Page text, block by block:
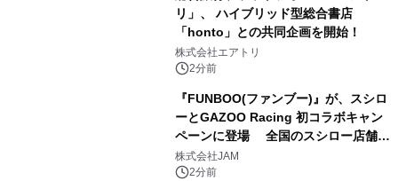
リ」、 ハイブリッド型総合書店
「honto」との共同企画を開始！
株式会社エアトリ
2分前
『FUNBOO(ファンブー)』が、スシロ
ーとGAZOO Racing 初コラボキャン
ペーンに登場 全国のスシロー店舗で
GR 4車種の FUNBOO(ミニカー)付き
メニューが展開されます
株式会社JAM
2分前